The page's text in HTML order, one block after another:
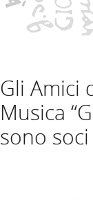
Gli Amici
Musica
sono soci